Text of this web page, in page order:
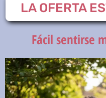
LA OFERTA
Fácil sentirse